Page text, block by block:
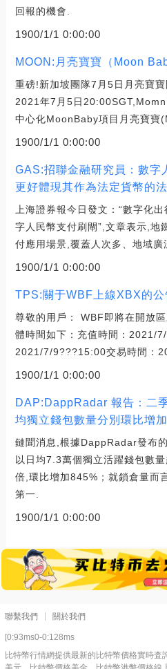
回報的機會.
1900/1/1 0:00:00
MOON:月亮寶寶（Moon
重磅!新加坡團隊7月5日月亮寶
2021年7月5日
中心化MoonBaby項目月亮寶寶
1900/1/1 0:00:00
GAS:招聯金融研究員：數字
更好體現其作為法定貨幣的
上海證券報今日發文：“數字化
字人民幣支付刷閘”,文章表示,地
付應用場景,覆蓋人次多、地域廣
1900/1/1 0:00:00
TPS:關于WBF上線XBX的公
尊敬的用戶： WBF即將在開放
體時間如下：充值時間：2021/
2021/7/9???15:00交易時間：
1900/1/1 0:00:00
DAP:DappRadar 報告：二
均獨立錢包數量分別環比增
鏈聞消息,根據DappRadar發布
以日均7.3萬個獨立活躍錢包數
倍,環比增加845%；就鎖倉量而
第一.
1900/1/1 0:00:00
聯繫我們 關於我們
[0:93ms0-0:128ms
比特幣行情網提供最新的比特幣價格實時査